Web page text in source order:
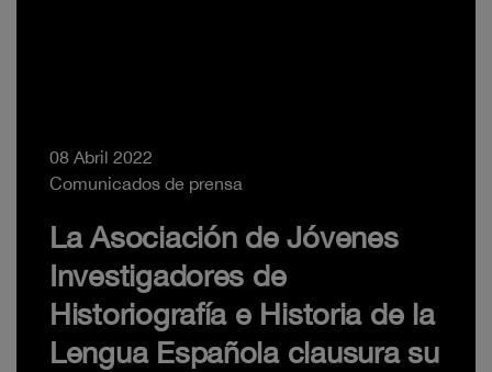
08 Abril 2022
Comunicados de prensa
La Asociación de Jóvenes
Investigadores de
Historiografía e Historia de la
Lengua Española clausura su